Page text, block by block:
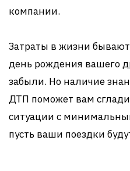
компании.
Затраты в жизни
день рождения вашего
забыли. Но наличие
ДТП поможет вам
ситуации с
пусть ваши поездки